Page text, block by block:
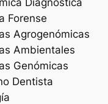
Forense
Agrogenómicas
Ambientales
Genómicas
Dentista